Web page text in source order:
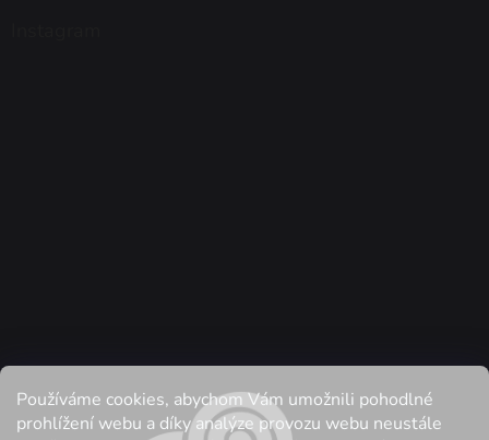
Používáme cookies, abychom Vám umožnili pohodlné
prohlížení webu a díky analýze provozu webu neustále
Sledovat na Instagramu